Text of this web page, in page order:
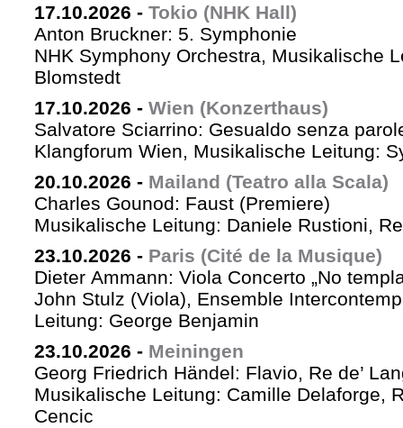
17.10.2026 - Tokio (NHK Hall)
Anton Bruckner: 5. Symphonie
NHK Symphony Orchestra, Musikalische
Blomstedt
17.10.2026 - Wien (Konzerthaus)
Salvatore Sciarrino: Gesualdo senza
Klangforum Wien, Musikalische Leitung:
20.10.2026 - Mailand (Teatro alla Scala)
Charles Gounod: Faust (Premiere)
Musikalische Leitung: Daniele Rustioni,
23.10.2026 - Paris (Cité de la Musique)
Dieter Ammann: Viola Concerto „No
John Stulz (Viola), Ensemble
Leitung: George Benjamin
23.10.2026 - Meiningen
Georg Friedrich Händel: Flavio, Re de’
Musikalische Leitung: Camille Delaforge,
Cencic